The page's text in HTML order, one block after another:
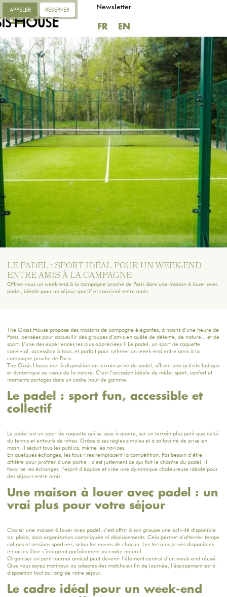
Newsletter
FR EN
FR EN
APPELER RÉSERVER
LE PADEL : SPORT IDÉAL POUR UN WEEK-END
ENTRE AMIS À LA CAMPAGNE
Offrez-vous un week-end à la campagne proche de Paris dans une maison à louer avec
padel, idéale pour un séjour sportif et convivial entre amis.
The Oasis Housepropose des maisons de campagne élégantes, à moins d’une heure de
Paris, pensées pour accueillir des groupes d’amis en quête de détente, de nature... et de
sport. L’une des expériences les plus appréciées ? Le padel, un sport de raquette
convivial, accessible à tous, et parfait pour rythmer un week-end entre amis à la
campagne proche de Paris.
The Oasis House met à disposition un terrain privé de padel, offrant une activité ludique
et dynamique au cœur de la nature. C’est l’occasion idéale de mêler sport, confort et
moments partagésdans un cadre haut de gamme.
Le padel : sport fun, accessible et
collectif
Le padel est un sport de raquette qui se joue à quatre, sur un terrain plus petit que celui
du tennis et entouré de vitres. Grâce à ses règles simples et à sa facilité de prise en
main, il séduit tous les publics, même les novices.
En quelques échanges, les fous rires remplacent la compétition. Pas besoin d’être
athlète pour profiter d’une partie : c’est justement ce qui fait le charme du padel. Il
favorise les échanges, l’esprit d’équipe et crée une dynamique chaleureuse idéale pour
des séjours entre amis.
Une maison à louer avec padel : un
vrai plus pour votre séjour
Choisir une maison à louer avec padel, c’est offrir à son groupe une activité disponible
sur place, sans organisation compliquée ni déplacements. Cela permet d’alterner temps
calmes et sessions sportives, selon les envies de chacun. Les terrains privés disponibles
en accès libre s’intègrent parfaitement au cadre naturel.
Organiser un petit tournoi amical peut devenir l’élément central d’un week-end réussi.
Que vous soyez matinaux ou adeptes des matchs en fin de journée, l’équipement est à
disposition tout au long de votre séjour.
Le cadre idéal pour un week-end